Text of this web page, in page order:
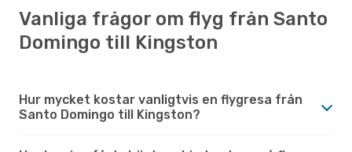
Vanliga frågor om flyg från Santo
Domingo till Kingston
Hur mycket kostar vanligtvis en flygresa från
Santo Domingo till Kingston?